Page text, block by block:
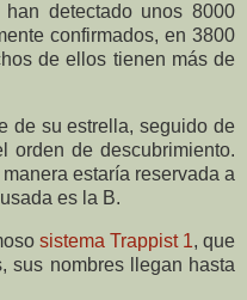
detectado unos 8000
confirmados, en 3800
de ellos tienen más de
de su estrella, seguido de
de descubrimiento.
estaría reservada a
es la B.
sistema Trappist 1, que
sus nombres llegan hasta